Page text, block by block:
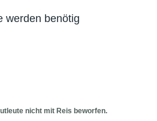
werden benötig
nicht mit Reis beworfen.